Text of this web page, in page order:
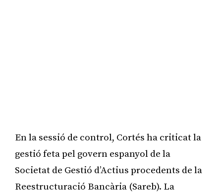
En la sessió de control, Cortés ha criticat la
gestió feta pel govern espanyol de la
Societat de Gestió d’Actius procedents de la
Reestructuració Bancària (Sareb). La